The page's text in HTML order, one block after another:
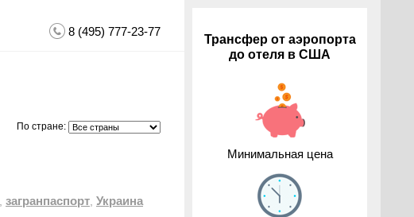
8 (495) 777-23-77
По стране:
загранпаспорт Украина
Трансфер от аэропорта
до отеля в США
Минимальная цена